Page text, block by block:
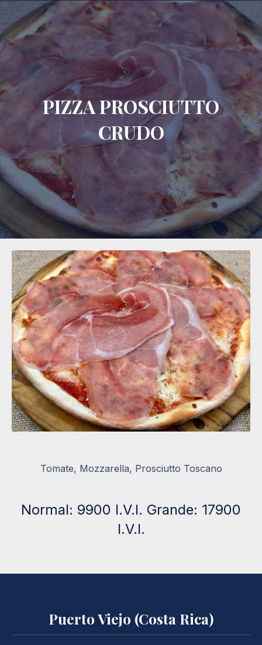
PIZZA PROSCIUTTO
CRUDO
Tomate, Mozzarella, Prosciutto Toscano
Normal: 9900 I.V.I. Grande: 17900
I.V.I.
Puerto Viejo (Costa Rica)